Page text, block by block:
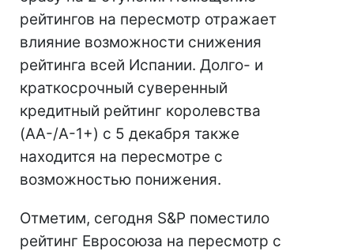
рейтингов на пересмотр отражает
влияние возможности снижения
рейтинга всей Испании. Долго- и
краткосрочный суверенный
кредитный рейтинг королевства
(AA-/A-1+) с 5 декабря также
находится на пересмотре с
возможностью понижения.
Отметим, сегодня S&P поместило
рейтинг Евросоюза на пересмотр с